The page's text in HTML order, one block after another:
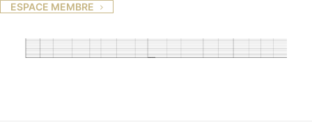
ESPACE MEMBRE